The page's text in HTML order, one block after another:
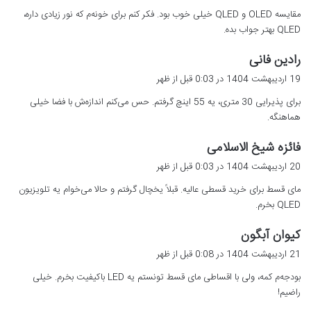
:
مقایسه OLED و QLED خیلی خوب بود. فکر کنم برای خونه‌م که نور زیادی داره،
QLED بهتر جواب بده.
رادین فانی
ف
:
19 اردیبهشت 1404 در 0:03 قبل از ظهر
برای پذیرایی 30 متری، یه 55 اینچ گرفتم. حس می‌کنم اندازه‌ش با فضا خیلی
هماهنگه.
فائزه شیخ الاسلامی
ف
:
20 اردیبهشت 1404 در 0:03 قبل از ظهر
مای قسط برای خرید قسطی عالیه. قبلاً یخچال گرفتم و حالا می‌خوام یه تلویزیون
QLED بخرم.
کیوان آبگون
ف
21 اردیبهشت 1404 در 0:08 قبل از ظهر
بودجه‌م کمه، ولی با اقساطی مای قسط تونستم یه LED باکیفیت بخرم. خیلی
راضیم!